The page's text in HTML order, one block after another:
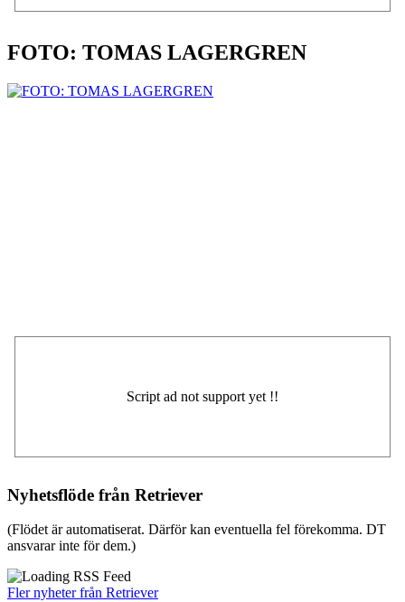
FOTO: TOMAS LAGERGREN
Nyhetsflöde från Retriever
(Flödet är automatiserat. Därför kan eventuella fel förekomma. DT
ansvarar inte för dem.)
Fler nyheter från Retriever